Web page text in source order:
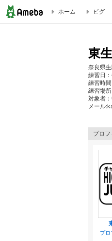
ホーム ピグ
東
奈良県
練習日
練習時
練習場
対象者
メール
プロ
プ